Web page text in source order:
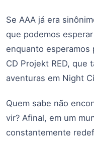
Se AAA já era
que podemos
enquanto esperamos
CD Projekt RED, que
aventuras em Night
Quem sabe não
vir? Afinal, em um
constantemente